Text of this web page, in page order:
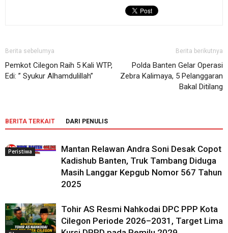
Berita sebelumya
Pemkot Cilegon Raih 5 Kali WTP,
Edi: ” Syukur Alhamdulillah”
Berita berikutnya
Polda Banten Gelar Operasi
Zebra Kalimaya, 5 Pelanggaran
Bakal Ditilang
BERITA TERKAIT DARI PENULIS
Peristiwa
Mantan Relawan Andra Soni Desak Copot
Kadishub Banten, Truk Tambang Diduga
Masih Langgar Kepgub Nomor 567 Tahun
2025
Tohir AS Resmi Nahkodai DPC PPP Kota
Cilegon Periode 2026–2031, Target Lima